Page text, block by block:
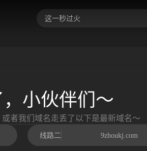
，小伙伴们～
者我们域名走丢了以下是最新域名～
线路二 9zhoukj.com